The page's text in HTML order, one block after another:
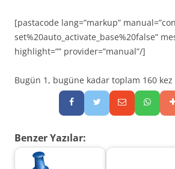
[pastacode lang=”markup”
set%20auto_activate_base%20false”
highlight=”” provider=”manual”/]
Bugün 1, bugüne kadar toplam 160
Benzer Yazılar: